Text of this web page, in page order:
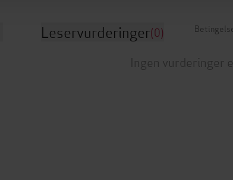
Leservurderinger(0)
Ingen vurderinger